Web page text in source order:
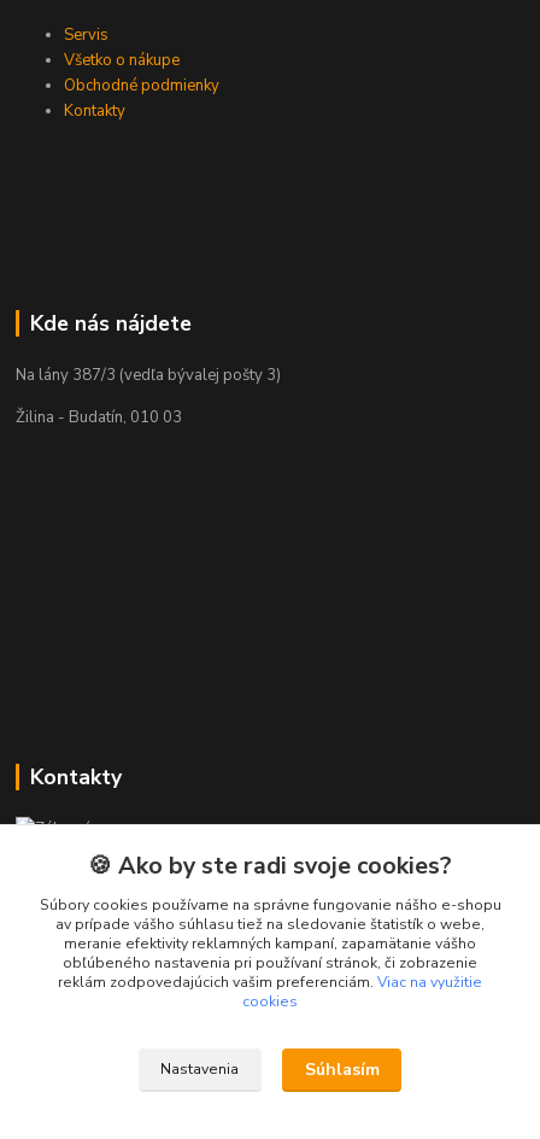
Servis
Všetko o nákupe
Obchodné podmienky
Kontakty
Kde nás nájdete
Na lány 387/3 (vedľa bývalej pošty 3)
Žilina - Budatín, 010 03
Kontakty
+421 911 010 560
Po-Pia, 13-17 hod.
info@presmartfon.sk
🍪 Ako by ste radi svoje cookies?
Súbory cookies používame na správne fungovanie nášho e-shopu
av prípade vášho súhlasu tiež na sledovanie štatistík o webe,
meranie efektivity reklamných kampaní, zapamätanie vášho
obľúbeného nastavenia pri používaní stránok, či zobrazenie
reklám zodpovedajúcich vašim preferenciám. Viac na využitie
cookies
Nastavenia Súhlasím